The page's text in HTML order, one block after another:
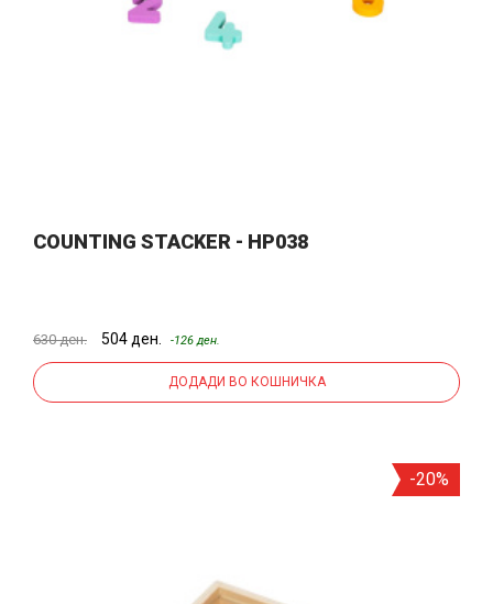
COUNTING STACKER - HP038
630 ден. 504 ден. -126 ден.
ДОДАДИ ВО КОШНИЧКА
-20%